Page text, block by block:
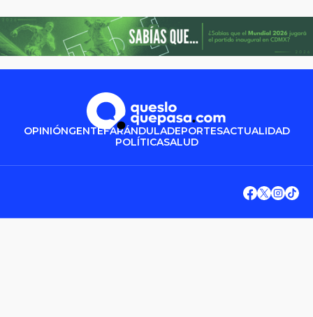
OPINIÓNGENTEFARÁNDULADEPORTESACTUALIDAD
POLÍTICASALUD